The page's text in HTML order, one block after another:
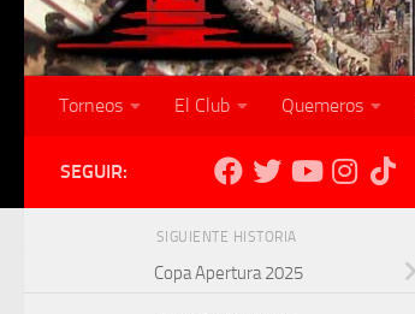
Torneos El Club Quemeros
SEGUIR:
SIGUIENTE HISTORIA
Copa Apertura 2025